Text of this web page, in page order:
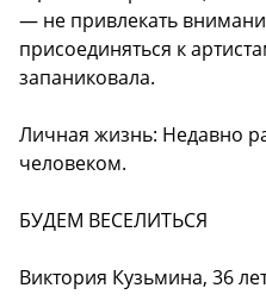
— не привлекать
присоединяться к
запаниковала.
Личная жизнь: Недавно
человеком.
БУДЕМ ВЕСЕЛИТЬСЯ
Виктория Кузьмина, 36